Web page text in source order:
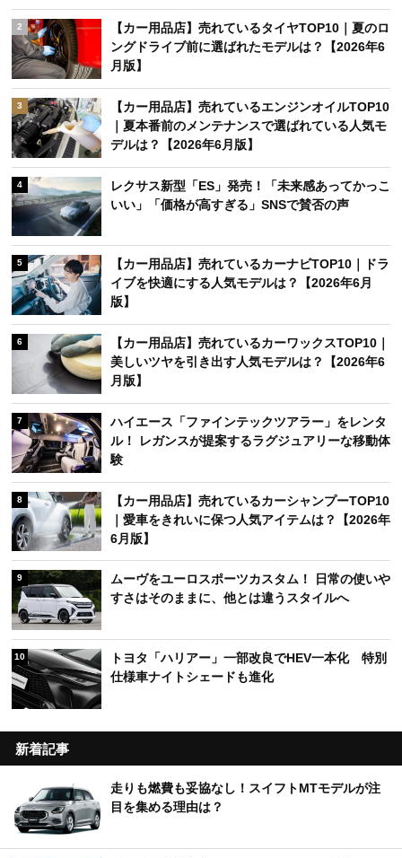
2
【カー用品店】売れているタイヤTOP10｜夏のロ
ングドライブ前に選ばれたモデルは？【2026年6
月版】
3
【カー用品店】売れているエンジンオイルTOP10
｜夏本番前のメンテナンスで選ばれている人気モ
デルは？【2026年6月版】
4
レクサス新型「ES」発売！「未来感あってかっこ
いい」「価格が高すぎる」SNSで賛否の声
5
【カー用品店】売れているカーナビTOP10｜ドラ
イブを快適にする人気モデルは？【2026年6月
版】
6
【カー用品店】売れているカーワックスTOP10｜
美しいツヤを引き出す人気モデルは？【2026年6
月版】
7
ハイエース「ファインテックツアラー」をレンタ
ル！ レガンスが提案するラグジュアリーな移動体
験
8
【カー用品店】売れているカーシャンプーTOP10
｜愛車をきれいに保つ人気アイテムは？【2026年
6月版】
9
ムーヴをユーロスポーツカスタム！ 日常の使いや
すさはそのままに、他とは違うスタイルへ
10
トヨタ「ハリアー」一部改良でHEV一本化 特別
仕様車ナイトシェードも進化
新着記事
走りも燃費も妥協なし！スイフトMTモデルが注
目を集める理由は？